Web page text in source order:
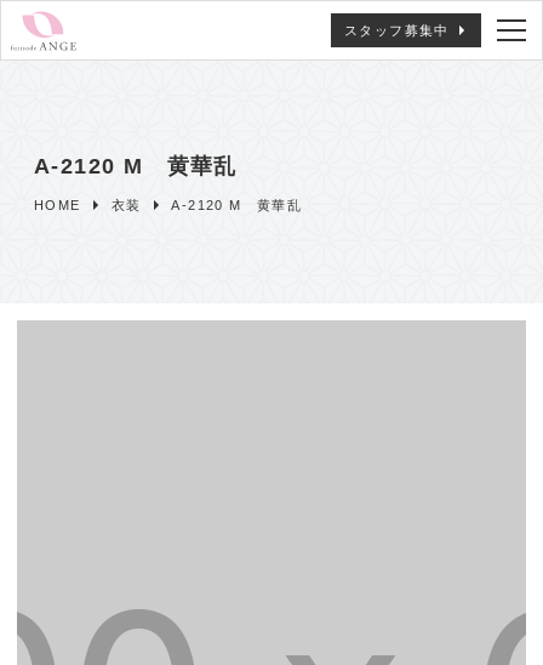
スタッフ募集中
A-2120 M 黄華乱
HOME 衣装 A-2120 M 黄華乱